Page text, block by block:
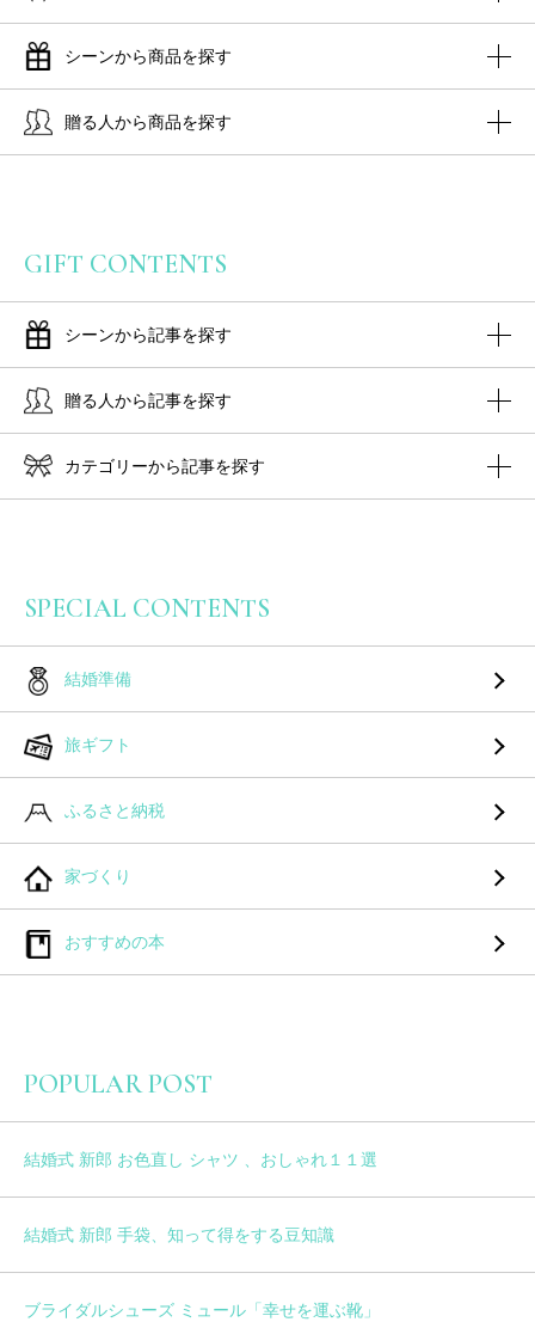
シーンから商品を探す
贈る人から商品を探す
GIFT CONTENTS
シーンから記事を探す
贈る人から記事を探す
カテゴリーから記事を探す
SPECIAL CONTENTS
結婚準備
旅ギフト
ふるさと納税
家づくり
おすすめの本
POPULAR POST
結婚式 新郎 お色直し シャツ 、おしゃれ１１選
結婚式 新郎 手袋、知って得をする豆知識
ブライダルシューズ ミュール「幸せを運ぶ靴」